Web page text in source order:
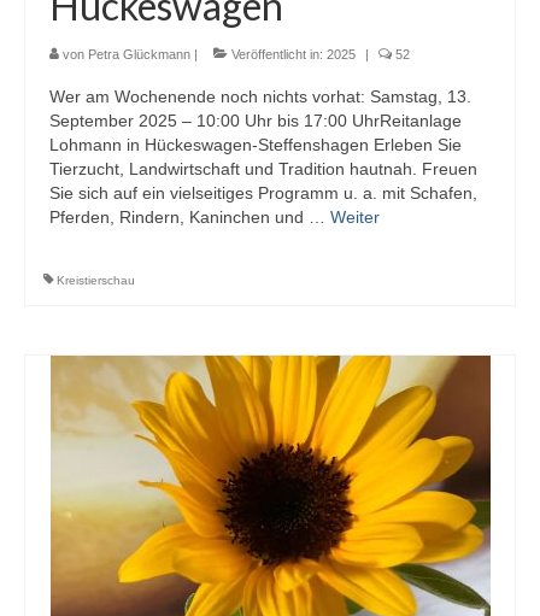
von Petra Glückmann Veröffentlicht in: 2025 52
Wer am Wochenende noch nichts vorhat: Samstag, 13.
September 2025 – 10:00 Uhr bis 17:00 UhrReitanlage
Lohmann in Hückeswagen-Steffenshagen Erleben Sie
Tierzucht, Landwirtschaft und Tradition hautnah. Freuen
Sie sich auf ein vielseitiges Programm u. a. mit Schafen,
Pferden, Rindern, Kaninchen und … Weiter
Kreistierschau